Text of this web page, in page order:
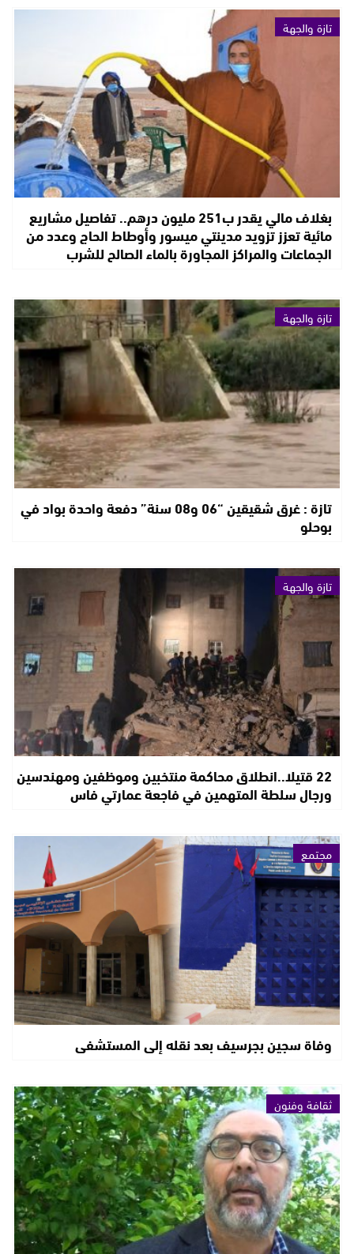
تازة والجهة
بغلاف مالي يقدر ب251 مليون درهم.. تفاصيل مشاريع
مائية تعزز تزويد مدينتي ميسور وأوطاط الحاج وعدد من
الجماعات والمراكز المجاورة بالماء الصالح للشرب
تازة والجهة
تازة : غرق شقيقين “06 و08 سنة” دفعة واحدة بواد في
بوحلو
تازة والجهة
22 قتيلا..انطلاق محاكمة منتخبين وموظفين ومهندسين
ورجال سلطة المتهمين في فاجعة عمارتي فاس
مجتمع
وفاة سجين بجرسيف بعد نقله إلى المستشفى
ثقافة وفنون